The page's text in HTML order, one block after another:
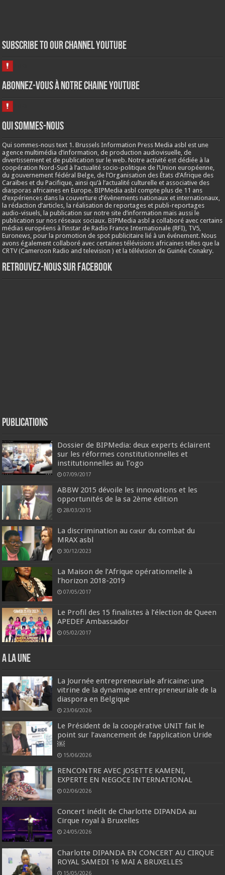
Subscribe to our Channel Youtube
Abonnez-vous à notre chaine Youtube
Qui sommes-nous
Qui sommes-nous text 1. Brussels Information Press Media asbl est une
agence multimédia d’information, de production audiovisuelle, de
divertissement et de publication sur le web. Notre activité est dédiée à la
coopération Nord-Sud à l’actualité socio-politique de l’Union européenne,
du gouvernement fédéral Belge, de l’Organisation des États d’Afrique des
Caraïbes et du Pacifique, ainsi qu’à l’actualité culturelle et associative des
diasporas africaines en Europe. BIPMedia asbl compte plus de 11 ans
d’expériences dans la couverture d’évènements nationaux et internationaux,
la rédaction d’articles, la réalisation de reportages et publi-reportages
audio-visuels, la publication sur notre site d’information mais aussi le
publication sur nos réseaux sociaux. BIPMedia asbl a collaboré avec certains
médias européens à l’instar de Radio France Internationale (RFI), TV5,
Euronews, pour la promotion de spot publicitaire lié à un événement. Nous
avons également collaboré avec certaines télévisions africaines telles que la
CRTV (Cameroon Radio and television ) et la télévision de Guinée Conakry.
Retrouvez-nous sur Facebook
Publications
Dossier de BIPMedia: deux experts éclairent
sur les réformes constitutionnelles et
institutionnelles au Togo
07/09/2017
ABBW 2015 dévoile les innovations et les
opportunités de la sa 2ème édition
28/03/2015
La discrimination au cœur du combat du
MRAX asbl
30/12/2023
La Maison de l’Afrique opérationnelle à
l’horizon 2018-2019
07/05/2017
Le Profil des 15 finalistes à l’élection de Queen
APEDEF Ambassador
05/02/2017
A la une
La Journée entrepreneuriale africaine: une
vitrine de la dynamique entrepreneuriale de la
diaspora en Belgique
23/06/2026
Le Président de la coopérative UNIT fait le
point sur l’avancement de l’application Uride
￼
15/06/2026
RENCONTRE AVEC JOSETTE KAMENI,
EXPERTE EN NEGOCE INTERNATIONAL
02/06/2026
Concert inédit de Charlotte DIPANDA au
Cirque royal à Bruxelles
24/05/2026
Charlotte DIPANDA EN CONCERT AU CIRQUE
ROYAL SAMEDI 16 MAI A BRUXELLES
15/05/2026